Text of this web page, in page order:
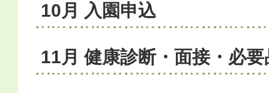
10月 入園申込
11月 健康診断・面接・必